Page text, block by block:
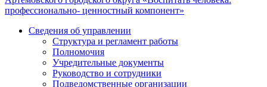
профессионально- ценностный компонент»
Сведения об управлении
Структура и регламент работы
Полномочия
Учредительные документы
Руководство и сотрудники
Подведомственные организации